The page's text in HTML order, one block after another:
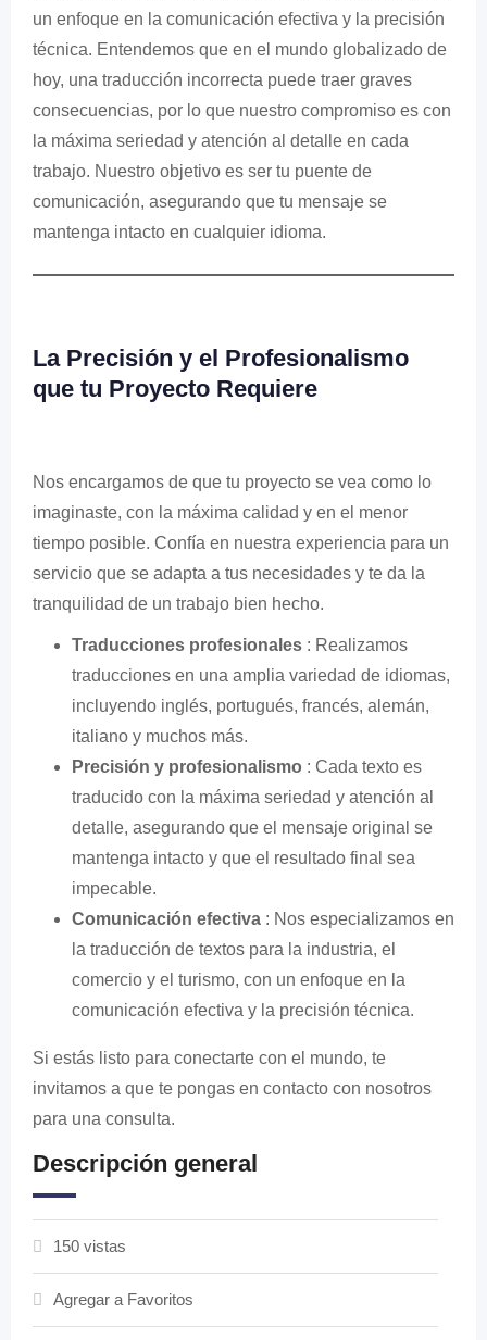
un enfoque en la comunicación efectiva y la precisión
técnica. Entendemos que en el mundo globalizado de
hoy, una traducción incorrecta puede traer graves
consecuencias, por lo que nuestro compromiso es con
la máxima seriedad y atención al detalle en cada
trabajo. Nuestro objetivo es ser tu puente de
comunicación, asegurando que tu mensaje se
mantenga intacto en cualquier idioma.
La Precisión y el Profesionalismo
que tu Proyecto Requiere
Nos encargamos de que tu proyecto se vea como lo
imaginaste, con la máxima calidad y en el menor
tiempo posible. Confía en nuestra experiencia para un
servicio que se adapta a tus necesidades y te da la
tranquilidad de un trabajo bien hecho.
Traducciones profesionales : Realizamos
traducciones en una amplia variedad de idiomas,
incluyendo inglés, portugués, francés, alemán,
italiano y muchos más.
Precisión y profesionalismo : Cada texto es
traducido con la máxima seriedad y atención al
detalle, asegurando que el mensaje original se
mantenga intacto y que el resultado final sea
impecable.
Comunicación efectiva : Nos especializamos en
la traducción de textos para la industria, el
comercio y el turismo, con un enfoque en la
comunicación efectiva y la precisión técnica.
Si estás listo para conectarte con el mundo, te
invitamos a que te pongas en contacto con nosotros
para una consulta.
Descripción general
150 vistas
Agregar a Favoritos